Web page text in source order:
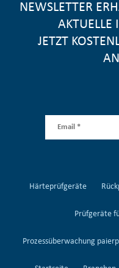
NEWSLETTER
KTUELLE
JETZT
Härteprüfgeräte
Prüfgeräte
Prozessüberwachung